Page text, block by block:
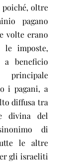
oltre
pagano
volte erano
le imposte,
a beneficio
i pagani, a
diffusa tra
divina del
di
le altre
gli israeliti